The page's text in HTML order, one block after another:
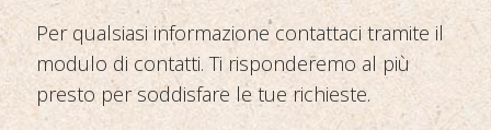
Per qualsiasi informazione contattaci tramite il
modulo di contatti. Ti risponderemo al più
presto per soddisfare le tue richieste.